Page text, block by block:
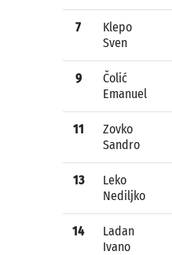
7
Klepo
Sven
9
Čolić
Emanuel
11
Zovko
Sandro
13
Leko
Nediljko
14
Ladan
Ivano